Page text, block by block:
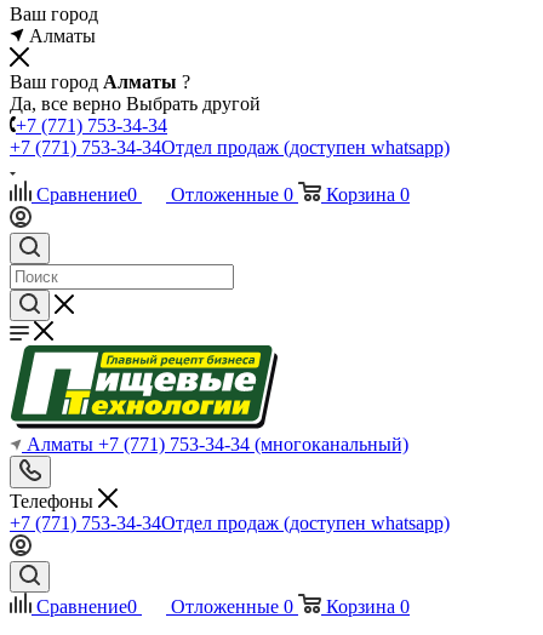
Ваш город
Алматы
Ваш город Алматы ?
Да, все верно Выбрать другой
+7 (771) 753-34-34
+7 (771) 753-34-34Отдел продаж (доступен whatsapp)
Сравнение0 Отложенные 0 Корзина 0
Алматы +7 (771) 753-34-34 (многоканальный)
Телефоны
+7 (771) 753-34-34Отдел продаж (доступен whatsapp)
Сравнение0 Отложенные 0 Корзина 0